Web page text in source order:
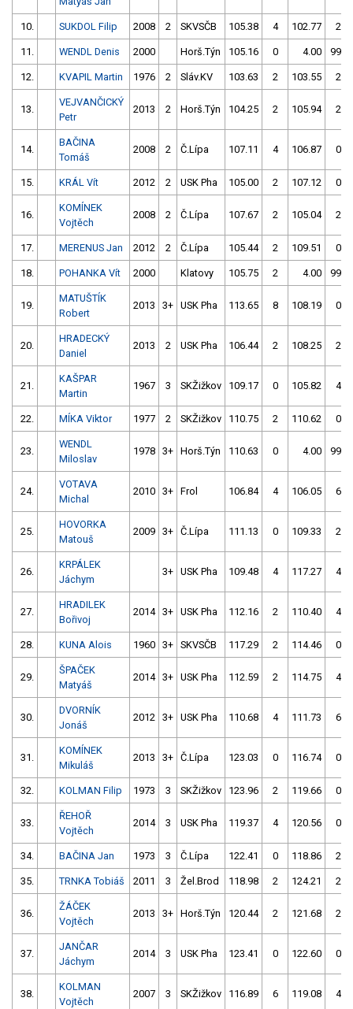
10. SUKDOL Filip 2008 2 SKVSČB 105.38 4 102.77 2
11. WENDL Denis 2000 Horš.Týn 105.16 0 4.00 999
12. KVAPIL Martin 1976 2 Sláv.KV 103.63 2 103.55 2
13.
VEJVANČICKÝ
Petr
2013 2 Horš.Týn 104.25 2 105.94 2
14.
BAČINA
Tomáš
2008 2 Č.Lípa 107.11 4 106.87 0
15. KRÁL Vít 2012 2 USK Pha 105.00 2 107.12 0
16.
KOMÍNEK
Vojtěch
2008 2 Č.Lípa 107.67 2 105.04 2
17. MERENUS Jan 2012 2 Č.Lípa 105.44 2 109.51 0
18. POHANKA Vít 2000 Klatovy 105.75 2 4.00 999
19.
MATUŠTÍK
Robert
2013 3+ USK Pha 113.65 8 108.19 0
20.
HRADECKÝ
Daniel
2013 2 USK Pha 106.44 2 108.25 2
21.
KAŠPAR
Martin
1967 3 SKŽižkov 109.17 0 105.82 4
22. MÍKA Viktor 1977 2 SKŽižkov 110.75 2 110.62 0
23.
WENDL
Miloslav
1978 3+ Horš.Týn 110.63 0 4.00 999
24.
VOTAVA
Michal
2010 3+ Frol 106.84 4 106.05 6
25.
HOVORKA
Matouš
2009 3+ Č.Lípa 111.13 0 109.33 2
26.
KRPÁLEK
Jáchym
3+ USK Pha 109.48 4 117.27 4
27.
HRADILEK
Bořivoj
2014 3+ USK Pha 112.16 2 110.40 4
28. KUNA Alois 1960 3+ SKVSČB 117.29 2 114.46 0
29.
ŠPAČEK
Matyáš
2014 3+ USK Pha 112.59 2 114.75 4
30.
DVORNÍK
Jonáš
2012 3+ USK Pha 110.68 4 111.73 6
31.
KOMÍNEK
Mikuláš
2013 3+ Č.Lípa 123.03 0 116.74 0
32. KOLMAN Filip 1973 3 SKŽižkov 123.96 2 119.66 0
33.
ŘEHOŘ
Vojtěch
2014 3 USK Pha 119.37 4 120.56 0
34. BAČINA Jan 1973 3 Č.Lípa 122.41 0 118.86 2
35. TRNKA Tobiáš 2011 3 Žel.Brod 118.98 2 124.21 2
36.
ŽÁČEK
Vojtěch
2013 3+ Horš.Týn 120.44 2 121.68 2
37.
JANČAR
Jáchym
2014 3 USK Pha 123.41 0 122.60 0
38.
KOLMAN
Vojtěch
2007 3 SKŽižkov 116.89 6 119.08 4